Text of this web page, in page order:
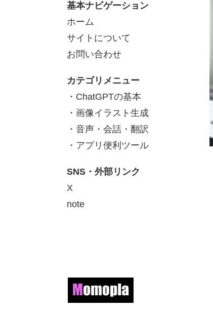
基本ナビゲーション
ホーム
サイトについて
お問い合わせ
カテゴリメニュー
・ChatGPTの基本
・画像イラスト生成
・音声・会話・翻訳
・アプリ便利ツール
SNS・外部リンク
X
note